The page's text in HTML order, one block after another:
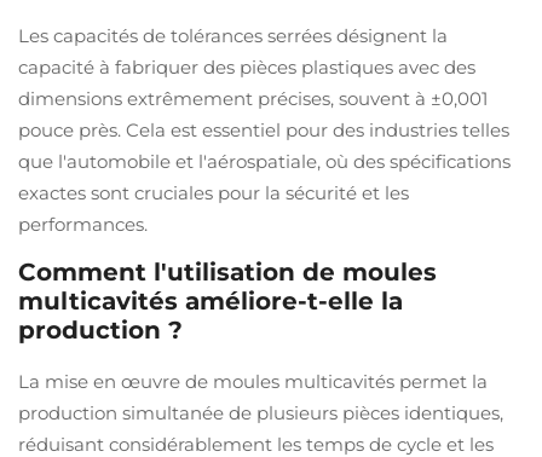
Les capacités de tolérances serrées désignent la
capacité à fabriquer des pièces plastiques avec des
dimensions extrêmement précises, souvent à ±0,001
pouce près. Cela est essentiel pour des industries telles
que l'automobile et l'aérospatiale, où des spécifications
exactes sont cruciales pour la sécurité et les
performances.
Comment l'utilisation de moules
multicavités améliore-t-elle la
production ?
La mise en œuvre de moules multicavités permet la
production simultanée de plusieurs pièces identiques,
réduisant considérablement les temps de cycle et les